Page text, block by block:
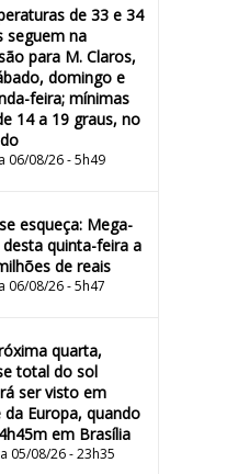
de 33 e 34
seguem na
para M. Claros,
domingo e
feira; mínimas
14 a 19 graus, no
06/08/26 - 5h49
esqueça: Mega-
desta quinta-feira a
de reais
06/08/26 - 5h47
quarta,
total do sol
ser visto em
da Europa, quando
em Brasília
05/08/26 - 23h35